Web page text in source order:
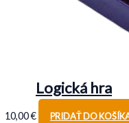
Logická hra
10,00€ PRIDAŤ DO